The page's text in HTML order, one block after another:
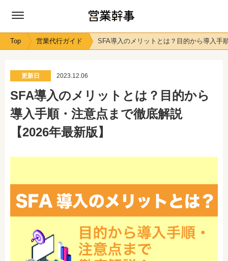
Top 営業代行ガイド SFA導入のメリットとは？目的から導入手
更新日 2023.12.06
SFA導入のメリットとは？目的から
導入手順・注意点まで徹底解説
【2026年最新版】